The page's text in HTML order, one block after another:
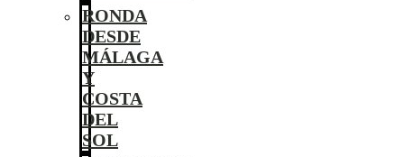
RONDA
DESDE
MÁLAGA
Y
COSTA
DEL
SOL